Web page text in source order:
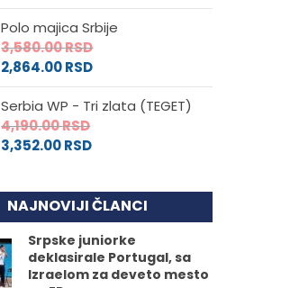
Polo majica Srbije
3,580.00RSD
2,864.00RSD
Serbia WP - Tri zlata (TEGET)
4,190.00RSD
3,352.00RSD
NAJNOVIJI ČLANCI
Srpske juniorke
deklasirale Portugal, sa
Izraelom za deveto mesto